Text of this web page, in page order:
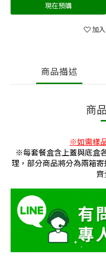
現在預購
加
商品描述
商
※如需樣
※每套餐盒含上蓋與底盒
理，部分商品將分為兩箱
齊